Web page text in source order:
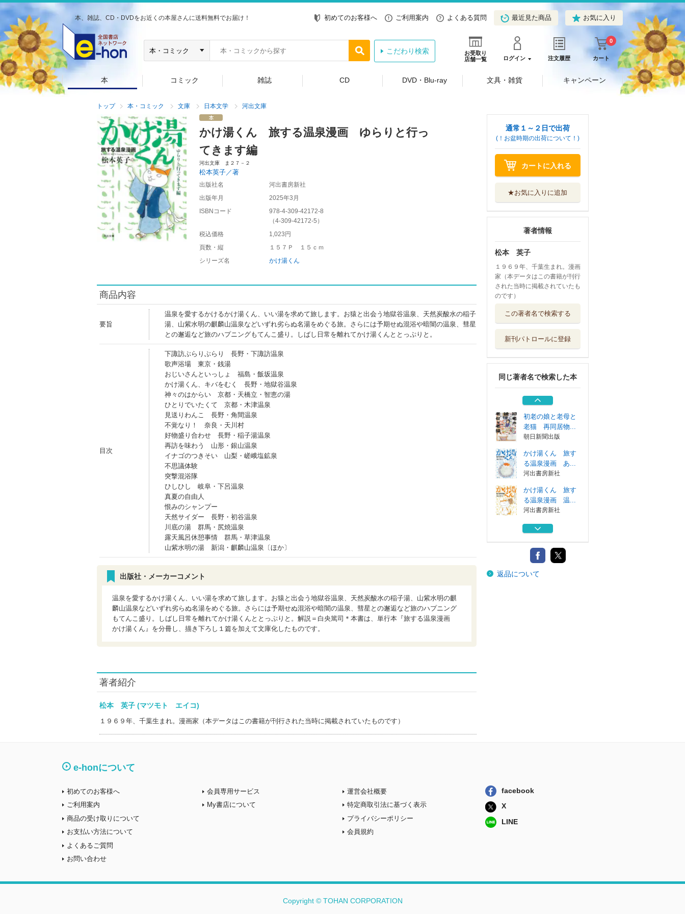
本、雑誌、CD・DVDをお近くの本屋さんに送料無料でお届け！ 初めてのお客様へ ご利用案内 よくある質問 最近見た商品 お気に入り
お受取り
店舗一覧
ログイン 注文履歴 カート
0
こだわり検索
本 コミック 雑誌 CD DVD・Blu-ray 文具・雑貨 キャンペーン
トップ 本・コミック 文庫 日本文学 河出文庫
かけ湯くん 旅する温泉漫画 ゆらりと行っ
てきます編
河出文庫 ま２７－２
松本英子／著
出版社名
河出書房新社
出版年月
2025年3月
ISBNコード
978-4-309-42172-8
（4-309-42172-5 ）
税込価格
1,023円
頁数・縦
１５７Ｐ １５ｃｍ
シリーズ名
かけ湯くん
商品内容
要旨
温泉を愛するかけるかけ湯くん、いい湯を求めて旅します。お猿と出会う地獄谷温泉、天然炭酸水の稲子
湯、山紫水明の麒麟山温泉などいずれ劣らぬ名湯をめぐる旅。さらには予期せぬ混浴や暗闇の温泉、彗星
との邂逅など旅のハプニングもてんこ盛り。しばし日常を離れてかけ湯くんととっぷりと。
目次
下諏訪ぶらりぶらり 長野・下諏訪温泉
歌声浴場 東京・銭湯
おじいさんといっしょ 福島・飯坂温泉
かけ湯くん、キバをむく 長野・地獄谷温泉
神々のはからい 京都・天橋立・智恵の湯
ひとりでいたくて 京都・木津温泉
見送りわんこ 長野・角間温泉
不覚なり！ 奈良・天川村
好物盛り合わせ 長野・稲子湯温泉
再訪を味わう 山形・銀山温泉
イナゴのつきそい 山梨・嵯峨塩鉱泉
不思議体験
突撃混浴隊
ひしひし 岐阜・下呂温泉
真夏の自由人
恨みのシャンプー
天然サイダー 長野・初谷温泉
川底の湯 群馬・尻焼温泉
露天風呂休憩事情 群馬・草津温泉
山紫水明の湯 新潟・麒麟山温泉〔ほか〕
出版社・メーカーコメント
温泉を愛するかけ湯くん、いい湯を求めて旅します。お猿と出会う地獄谷温泉、天然炭酸水の稲子湯、山紫水明の麒
麟山温泉などいずれ劣らぬ名湯をめぐる旅。さらには予期せぬ混浴や暗闇の温泉、彗星との邂逅など旅のハプニング
もてんこ盛り。しばし日常を離れてかけ湯くんととっぷりと。解説＝白央篤司＊本書は、単行本『旅する温泉漫画
かけ湯くん』を分冊し、描き下ろし１篇を加えて文庫化したものです。
著者紹介
松本 英子 (マツモト エイコ)
１９６９年、千葉生まれ。漫画家（本データはこの書籍が刊行された当時に掲載されていたものです）
通常１～２日で出荷
(！お盆時期の出荷について！)
カートに入れる
★お気に入りに追加
著者情報
松本 英子
１９６９年、千葉生まれ。漫画
家（本データはこの書籍が刊行
された当時に掲載されていたも
のです）
この著者名で検索する
新刊パトロールに登録
同じ著者名で検索した本
る温泉漫画 温...
初老の娘と老母と
朝日新聞出版
続・その問いは、
文学の授業をデ...
明治図書出版
初老の娘と老母と
老猫 再同居物...
朝日新聞出版
かけ湯くん 旅す
る温泉漫画 あ...
河出書房新社
かけ湯くん 旅す
る温泉漫画 温...
河出書房新社
初老の娘と老母と
朝日新聞出版
続・その問いは、
文学の授業をデ...
返品について
e-honについて
初めてのお客様へ
ご利用案内
商品の受け取りについて
お支払い方法について
よくあるご質問
お問い合わせ
会員専用サービス
My書店について
運営会社概要
特定商取引法に基づく表示
プライバシーポリシー
会員規約
facebook
X
LINE
Copyright © TOHAN CORPORATION